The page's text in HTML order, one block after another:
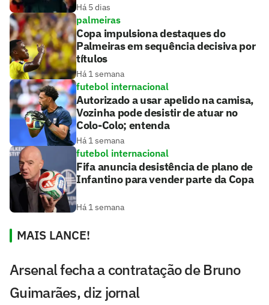
Há 5 dias
palmeiras
Copa impulsiona destaques do
Palmeiras em sequência decisiva por
títulos
Há 1 semana
futebol internacional
Autorizado a usar apelido na camisa,
Vozinha pode desistir de atuar no
Colo-Colo; entenda
Há 1 semana
futebol internacional
Fifa anuncia desistência de plano de
Infantino para vender parte da Copa
Há 1 semana
MAIS LANCE!
Arsenal fecha a contratação de Bruno
Guimarães, diz jornal